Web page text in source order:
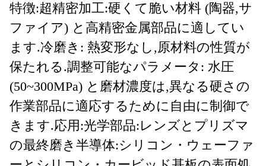
特徴:超精密加工:硬くて脆い材料 (陶器,サ
ファイア) と高精密金属部品に適してい
ます.冷磨き: 熱変形なし,原材料の性質が
保たれる.調整可能なパラメータ: 水圧
(50~300MPa) と磨材濃度は,異なる硬さの
作業部品に適応するために自由に制御で
きます.応用:光学部品:レンズとプリズマ
の最終磨き 半導体:シリコン・ウェーファ